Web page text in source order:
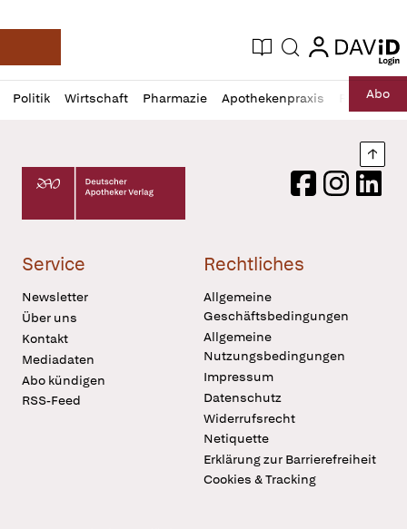
Deutsche Apotheker Zeitung
Aktuelle Ausgabe
Suche login
login
Politik Wirtschaft Pharmazie Apothekenpraxis RechtAbo
Profil
öffnen
Daz
Pur
Deutscher Apotheker Verlag Logo
FacebookInstagram
Service
Newsletter
Über uns
Kontakt
Mediadaten
Abo kündigen
RSS-Feed
Rechtliches
Allgemeine
Geschäftsbedingungen
Allgemeine
Nutzungsbedingungen
Impressum
Datenschutz
Widerrufsrecht
Netiquette
Erklärung zur Barrierefreiheit
Cookies & Tracking